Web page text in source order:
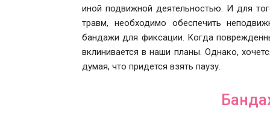
иной подвижной деятельностью. И для
травм, необходимо обеспечить
бандажи для фиксации. Когда
вклинивается в наши планы. Однако,
думая, что придется взять паузу.